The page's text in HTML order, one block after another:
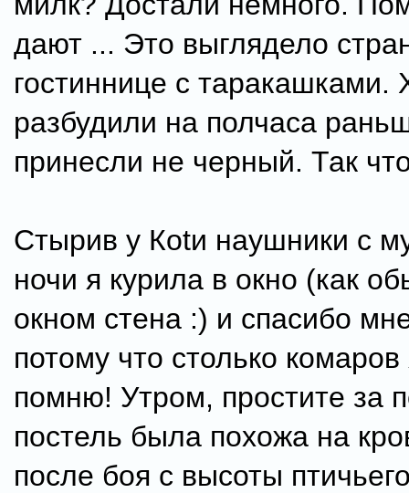
дают ... Это выглядело
гостиннице с таракашками.
разбудили на полчаса
принесли не черный. Так
Стырив у Коtи наушники с
ночи я курила в окно (как
окном стена :) и спасибо
потому что столько
помню! Утром, простите за
постель была похожа на
после боя с высоты